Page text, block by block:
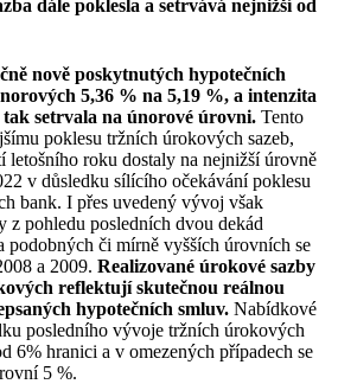
dále poklesla a setrvává nejnižší od
nově poskytnutých hypotečních
5,36 % na 5,19 %, a intenzita
tak setrvala na únorové úrovni. Tento
poklesu tržních úrokových sazeb,
letošního roku dostaly na nejnižší úrovně
v důsledku sílícího očekávání poklesu
bank. I přes uvedený vývoj však
z pohledu posledních dvou dekád
podobných či mírně vyšších úrovních se
a 2009. Realizované úrokové sazby
reflektují skutečnou reálnou
hypotečních smluv. Nabídkové
posledního vývoje tržních úrokových
6% hranici a v omezených případech se
5 %.